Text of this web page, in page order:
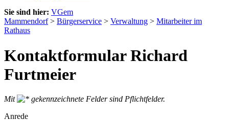
Sie sind hier: VGem
Mammendorf> Bürgerservice > Verwaltung > Mitarbeiter im
Rathaus
Kontaktformular Richard
Furtmeier
Mit
gekennzeichnete Felder sind Pflichtfelder.
Anrede